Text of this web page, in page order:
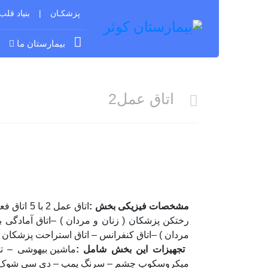
پزشکـان بنیاد
بیمارستان ما
اتاق عمل2
مشخصات فیزیکی بخش :
رختکن پزشکان ( زنان و مردان ) –اتاق آمادگی
مردان ) –اتاق کنفرانس – اتاق استراحت پزشکان
تجهیزات این بخش شامل :
میکروسکوپ چشم – سرنگ پمپ – دی سی